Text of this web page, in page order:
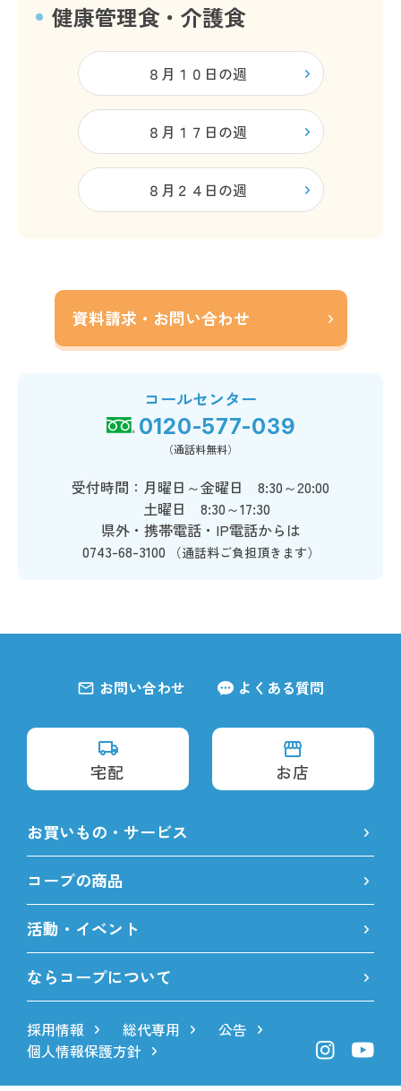
健康管理食・介護食
８月１０日の週
８月１７日の週
８月２４日の週
資料請求・お問い合わせ
コールセンター
0120-577-039
（通話料無料）
受付時間：月曜日～金曜日 8:30～20:00
土曜日 8:30～17:30
県外・携帯電話・IP電話からは
0743-68-3100
（通話料ご負担頂きます）
お問い合わせ よくある質問
宅配 お店
お買いもの・サービス
コープの商品
活動・イベント
ならコープについて
採用情報 総代専用
公告
個人情報保護方針